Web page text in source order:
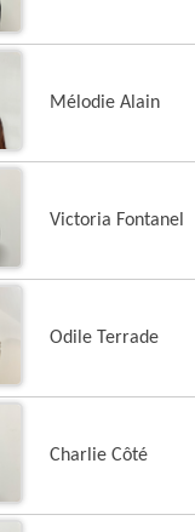
Mélodie Alain
Victoria Fontanel
Odile Terrade
Charlie Côté